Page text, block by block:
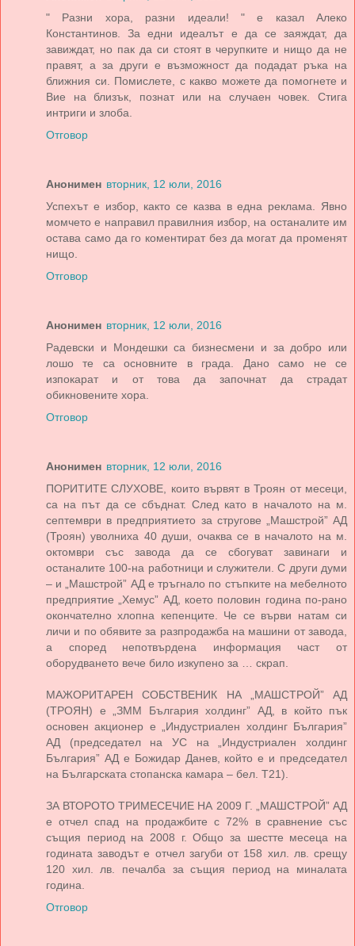
" Разни хора, разни идеали! " е казал Алеко
Константинов. За едни идеалът е да се заяждат, да
завиждат, но пак да си стоят в черупките и нищо да не
правят, а за други е възможност да подадат ръка на
ближния си. Помислете, с какво можете да помогнете и
Вие на близък, познат или на случаен човек. Стига
интриги и злоба.
Отговор
Анонимен вторник, 12 юли, 2016
Успехът е избор, както се казва в една реклама. Явно
момчето е направил правилния избор, на останалите им
остава само да го коментират без да могат да променят
нищо.
Отговор
Анонимен вторник, 12 юли, 2016
Радевски и Мондешки са бизнесмени и за добро или
лошо те са основните в града. Дано само не се
изпокарат и от това да започнат да страдат
обикновените хора.
Отговор
Анонимен вторник, 12 юли, 2016
ПОРИТИТЕ СЛУХОВЕ, които вървят в Троян от месеци,
са на път да се сбъднат. След като в началото на м.
септември в предприятието за стругове „Машстрой” АД
(Троян) уволниха 40 души, очаква се в началото на м.
октомври със завода да се сбогуват завинаги и
останалите 100-на работници и служители. С други думи
– и „Машстрой” АД е тръгнало по стъпките на мебелното
предприятие „Хемус” АД, което половин година по-рано
окончателно хлопна кепенците. Че се върви натам си
личи и по обявите за разпродажба на машини от завода,
а според непотвърдена информация част от
оборудването вече било изкупено за … скрап.
МАЖОРИТАРЕН СОБСТВЕНИК НА „МАШСТРОЙ” АД
(ТРОЯН) е „ЗММ България холдинг” АД, в който пък
основен акционер е „Индустриален холдинг България”
АД (председател на УС на „Индустриален холдинг
България” АД е Божидар Данев, който е и председател
на Българската стопанска камара – бел. Т21).
ЗА ВТОРОТО ТРИМЕСЕЧИЕ НА 2009 Г. „МАШСТРОЙ” АД
е отчел спад на продажбите с 72% в сравнение със
същия период на 2008 г. Общо за шестте месеца на
годината заводът е отчел загуби от 158 хил. лв. срещу
120 хил. лв. печалба за същия период на миналата
година.
Отговор